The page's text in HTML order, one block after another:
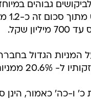
שקל.
החברה.